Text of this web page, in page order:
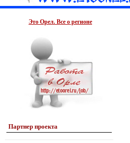
Это Орел. Все о регионе
Партнер проекта